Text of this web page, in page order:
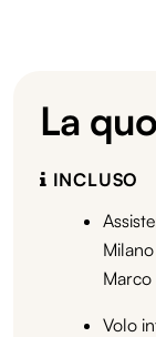
La
INCLUSO
Volo